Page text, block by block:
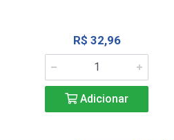
R$ 32,96
Adicionar